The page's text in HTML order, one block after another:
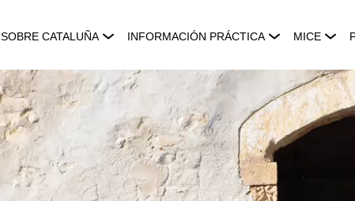
SOBRE CATALUÑA INFORMACIÓN PRÁCTICA MICE